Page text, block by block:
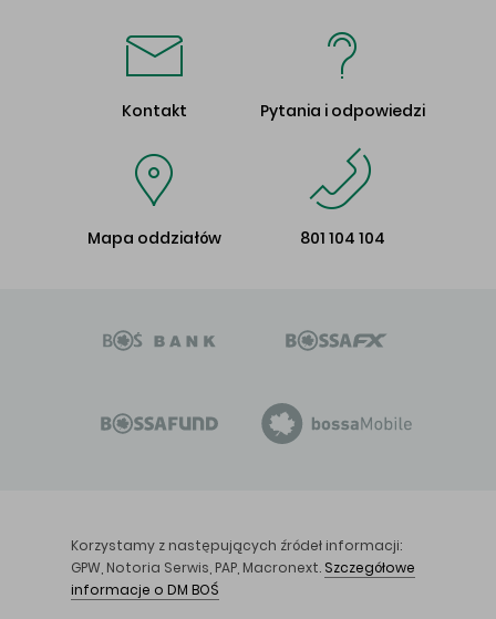
Kontakt Pytania i odpowiedzi
Mapa oddziałów 801 104 104
Korzystamy z następujących źródeł informacji:
GPW, Notoria Serwis, PAP, Macronext. Szczegółowe
informacje o DM BOŚ